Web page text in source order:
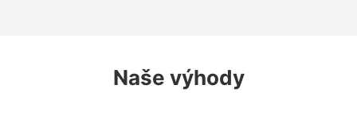
Naše výhody